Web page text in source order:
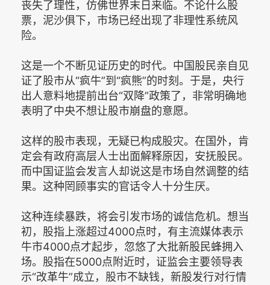
丧失了理性，仿佛世界末日来临。不论什么股
票，泥沙俱下，市场已经出现了非理性系统风
险。
这是一个不断见证历史的时代。中国股民亲自见
证了股市从“疯牛”到“疯熊”的时刻。于是，央行
出人意料地提前出台“双降”政策了，非常明确地
表明了中央不想让股市崩盘的意愿。
这样的股市表现，无疑已构成股灾。在国外，肯
定会有政府高层人士出面解释原因，安抚股民。
而中国证监会发言人却说这是市场自然调整的结
果。这种罔顾事实的官话令人十分生厌。
这种连续暴跌，将会引发市场的诚信危机。想当
初，股指上涨超过4000点时，有主流媒体表示
牛市4000点才起步，忽悠了大批新股民蜂拥入
场。股指在5000点附近时，证监会主要领导表
示“改革牛”成立，股市不缺钱，新股发行对行情